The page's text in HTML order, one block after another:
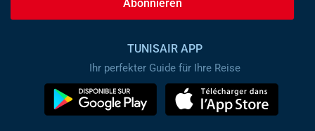
Abonnieren
TUNISAIR APP
Ihr perfekter Guide für Ihre Reise